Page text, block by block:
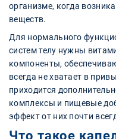
организме, когда
веществ.
Для нормального
систем телу нужны
компоненты,
всегда не хватает в
приходится
комплексы и пищевые
эффект от них почти
Что такое